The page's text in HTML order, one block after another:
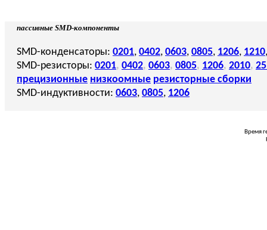
пассивные SMD-компоненты
SMD-конденсаторы: 0201, 0402, 0603, 0805, 1206, 1210,
SMD-резисторы: 0201, 0402, 0603, 0805, 1206, 2010,
прецизионные низкоомные резисторные сборки
SMD-индуктивности: 0603, 0805, 1206
Время